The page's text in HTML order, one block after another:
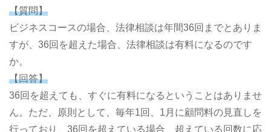
【質問】
ビジネスコースの場合、法律相談は年間36回までとありま
すが、36回を超えた場合、法律相談は有料になるのです
か。
【回答】
36回を超えても、すぐに有料になるということはありませ
ん。ただ、原則として、毎年1回、1月に顧問料の見直しを
行っており、36回を超えている場合、超えている回数に応